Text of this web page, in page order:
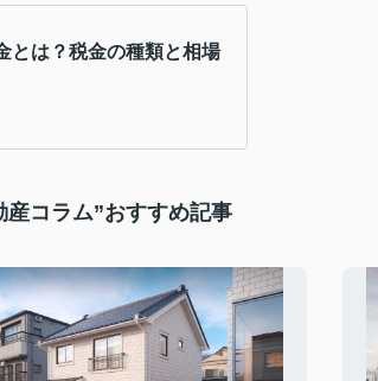
とは？税金の種類と相場
産コラム”おすすめ記事